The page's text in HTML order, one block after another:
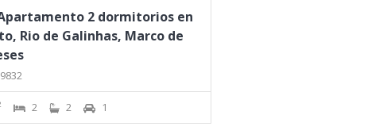
2 dormitorios en
Rio de Galinhas, Marco de
2 2 1